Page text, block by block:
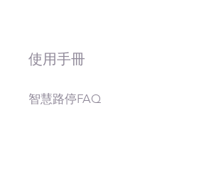
使用手冊
智慧路停FAQ